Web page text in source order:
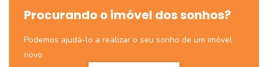
Procurando o imóvel dos sonhos?
Podemos ajudá-lo a realizar o seu sonho de um imóvel
novo